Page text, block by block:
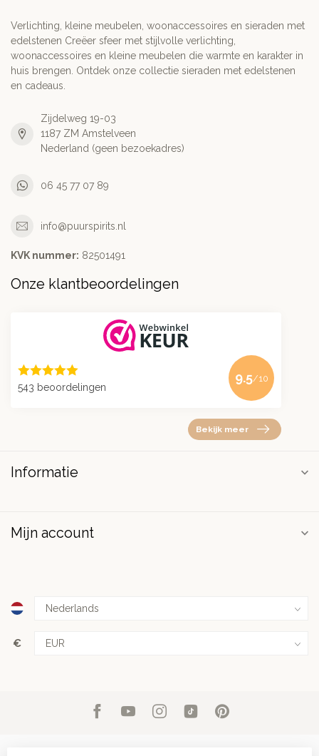
Verlichting, kleine meubelen, woonaccessoires en sieraden met
edelstenen Creëer sfeer met stijlvolle verlichting,
woonaccessoires en kleine meubelen die warmte en karakter in
huis brengen. Ontdek onze collectie sieraden met edelstenen
en cadeaus.
Zijdelweg 19-03
1187 ZM Amstelveen
Nederland (geen bezoekadres)
06 45 77 07 89
info@puurspirits.nl
KVK nummer: 82501491
Onze klantbeoordelingen
543 beoordelingen
9.5/10
Bekijk meer
Informatie
Mijn account
€